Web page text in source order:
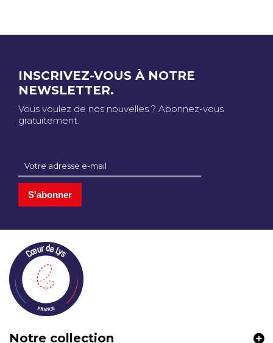
INSCRIVEZ-VOUS À NOTRE
NEWSLETTER.
Vous voulez de nos nouvelles ? Abonnez-vous
gratuitement.
S'abonner
Notre collection